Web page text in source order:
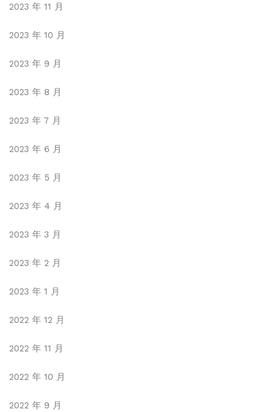
2023 年 11 月
2023 年 10 月
2023 年 9 月
2023 年 8 月
2023 年 7 月
2023 年 6 月
2023 年 5 月
2023 年 4 月
2023 年 3 月
2023 年 2 月
2023 年 1 月
2022 年 12 月
2022 年 11 月
2022 年 10 月
2022 年 9 月